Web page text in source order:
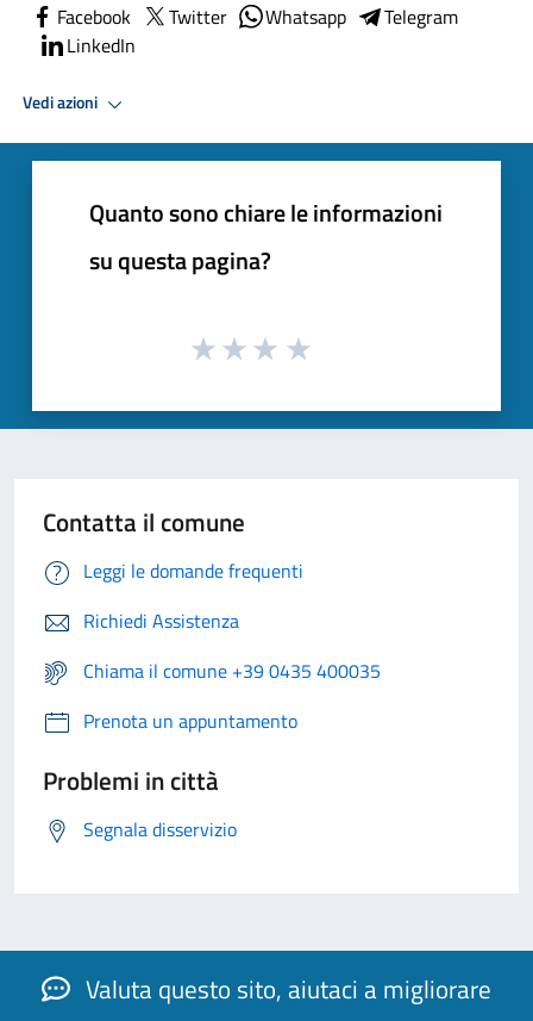
Facebook Twitter Whatsapp
Telegram
LinkedIn
Vedi azioni
Quanto sono chiare le informazioni
su questa pagina?
Contatta il comune
Leggi le domande frequenti
Richiedi Assistenza
Chiama il comune +39 0435 400035
Prenota un appuntamento
Problemi in città
Segnala disservizio
Valuta questo sito, aiutaci a migliorare